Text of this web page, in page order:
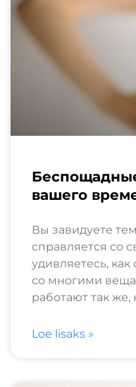
вашего
Вы завидуете
справляется со
удивляетесь,
со многими
работают так же,
Loe lisaks »